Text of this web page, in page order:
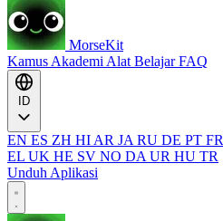
MorseKit
Kamus Akademi Alat BelajarFAQ
EN ES ZH HI AR JA RU DE PT FR
EL UK HE SV NO DA UR HU TR
Unduh Aplikasi